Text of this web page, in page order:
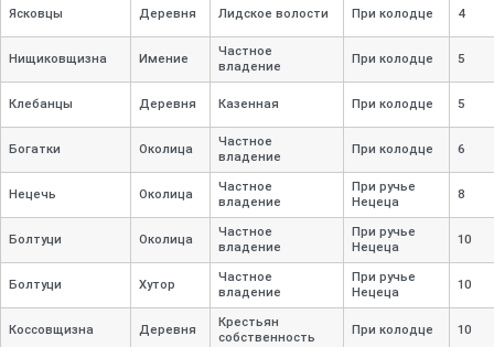
Ясковцы Деревня Лидское волости При колодце 4
Нищиковщизна Имение
Частное
владение
При колодце 5
Клебанцы Деревня Казенная При колодце 5
Богатки Околица
Частное
владение
При колодце 6
Нецечь Околица
Частное
владение
При ручье
Нецеца
8
Болтуци Околица
Частное
владение
При ручье
Нецеца
10
Болтуци Хутор
Частное
владение
При ручье
Нецеца
10
Коссовщизна Деревня
Крестьян
собственность
При колодце 10